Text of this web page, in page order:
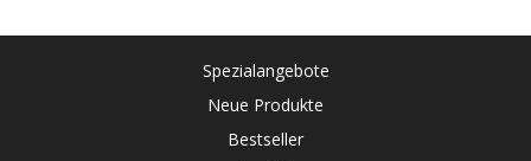
Spezialangebote
Neue Produkte
Bestseller